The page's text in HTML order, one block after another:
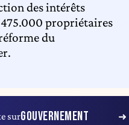
des intérêts
propriétaires
du
surGOUVERNEMENT